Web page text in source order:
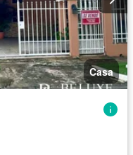
Casa